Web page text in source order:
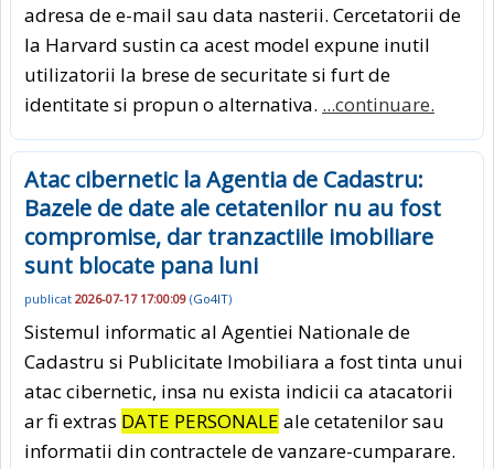
adresa de e-mail sau data nasterii. Cercetatorii de
la Harvard sustin ca acest model expune inutil
utilizatorii la brese de securitate si furt de
identitate si propun o alternativa. ...continuare.
Atac cibernetic la Agentia de Cadastru:
Bazele de date ale cetatenilor nu au fost
compromise, dar tranzactiile imobiliare
sunt blocate pana luni
publicat 2026-07-17 17:00:09 (Go4IT)
Sistemul informatic al Agentiei Nationale de
Cadastru si Publicitate Imobiliara a fost tinta unui
atac cibernetic, insa nu exista indicii ca atacatorii
ar fi extras DATE PERSONALE ale cetatenilor sau
informatii din contractele de vanzare-cumparare.